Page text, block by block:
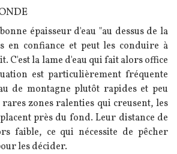
épaisseur d'eau "au dessus de la
en confiance et peut les conduire à
C'est la lame d'eau qui fait alors office
est particulièrement fréquente
de montagne plutôt rapides et peu
zones ralenties qui creusent, les
près du fond. Leur distance de
faible, ce qui nécessite de pêcher
les décider.